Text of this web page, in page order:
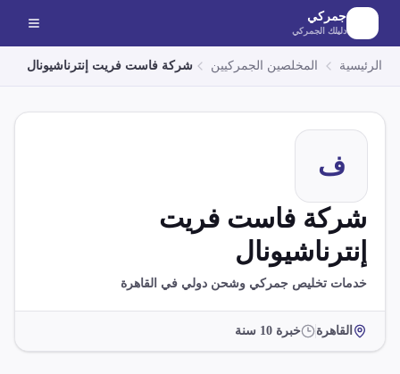
الانتقال إلى المحتوى الرئيسي
جمركي
دليلك الجمركي
الرئيسية المخلصين الجمركيين شركة فاست فريت إنترناشيونال
ف
شركة فاست فريت
إنترناشيونال
خدمات تخليص جمركي وشحن دولي في القاهرة
القاهرة خبرة 10 سنة